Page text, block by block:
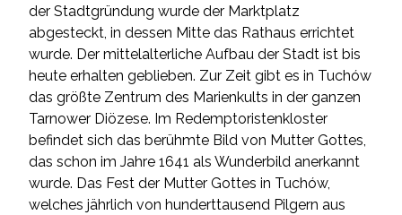
der Stadtgründung wurde der Marktplatz
abgesteckt, in dessen Mitte das Rathaus errichtet
wurde. Der mittelalterliche Aufbau der Stadt ist bis
heute erhalten geblieben. Zur Zeit gibt es in Tuchów
das größte Zentrum des Marienkults in der ganzen
Tarnower Diözese. Im Redemptoristenkloster
befindet sich das berühmte Bild von Mutter Gottes,
das schon im Jahre 1641 als Wunderbild anerkannt
wurde. Das Fest der Mutter Gottes in Tuchów,
welches jährlich von hunderttausend Pilgern aus